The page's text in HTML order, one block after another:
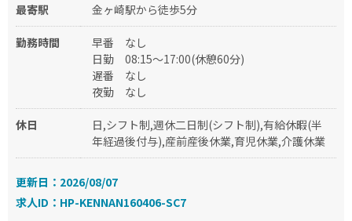
最寄駅 金ヶ崎駅から徒歩5分
勤務時間 早番
なし
日勤
08:15～17:00(休憩60分)
遅番
なし
夜勤
なし
休日
日,シフト制,週休二日制(シフト制),有給休暇(半
年経過後付与),産前産後休業,育児休業,介護休業
更新日：2026/08/07
求人ID：HP-KENNAN160406-SC7